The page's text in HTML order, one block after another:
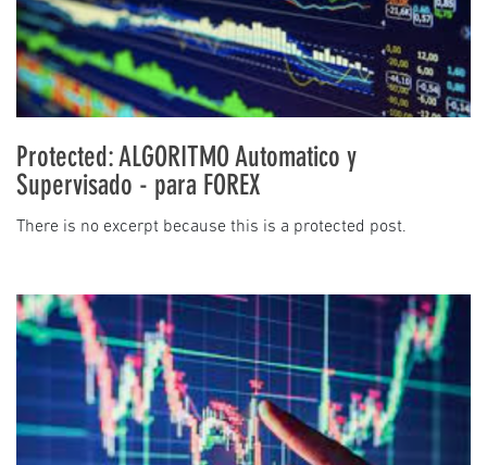
Protected: ALGORITMO Automatico y
Supervisado - para FOREX
There is no excerpt because this is a protected post.